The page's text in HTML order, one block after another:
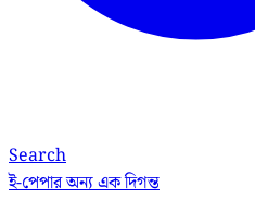
Search
ই-পেপারঅন্য এক দিগন্ত